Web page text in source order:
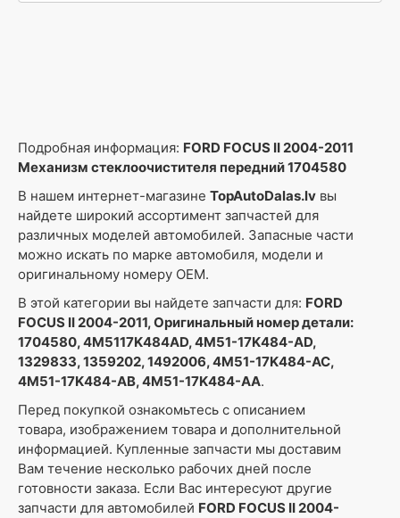
Подробная информация: FORD FOCUS II 2004-2011
Механизм стеклоочистителя передний 1704580
В нашем интернет-магазине TopAutoDalas.lv вы
найдете широкий ассортимент запчастей для
различных моделей автомобилей. Запасные части
можно искать по марке автомобиля, модели и
оригинальному номеру OEM.
В этой категории вы найдете запчасти для: FORD
FOCUS II 2004-2011, Оригинальный номер детали:
1704580, 4M5117K484AD, 4M51-17K484-AD,
1329833, 1359202, 1492006, 4M51-17K484-AC,
4M51-17K484-AB, 4M51-17K484-AA.
Перед покупкой ознакомьтесь с описанием
товара, изображением товара и дополнительной
информацией. Купленные запчасти мы доставим
Вам течение несколько рабочих дней после
готовности заказа. Если Вас интересуют другие
запчасти для автомобилей FORD FOCUS II 2004-